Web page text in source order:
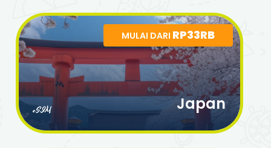
MULAI DARI RP33RB
eSIM Japan